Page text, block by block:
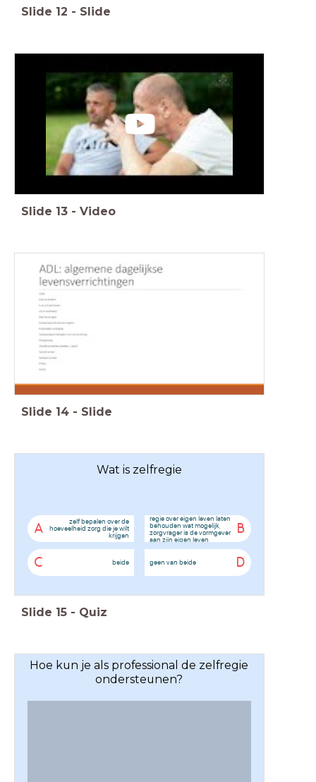
Slide 12 - Slide
Slide 13 - Video
Slide 14 - Slide
Wat is zelfregie
A
zelf bepalen over de
hoeveelheid zorg die je wilt
krijgen
B
regie over eigen leven laten
behouden wat mogelijk,
zorgvrager is de vormgever
aan zijn eigen leven
C beide D
geen van beide
Slide 15 - Quiz
Hoe kun je als professional de zelfregie
ondersteunen?